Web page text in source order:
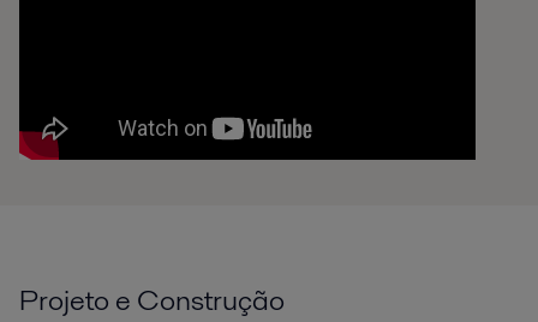
Projeto e Construção